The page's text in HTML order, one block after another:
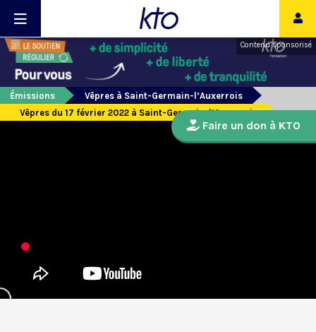
Contenu sponsorisé
Émissions
Vêpres à Saint-Germain-l’Auxerrois
Vêpres du 17 février 2022 à Saint-Germain-l’Auxerrois
Faire un don à KTO